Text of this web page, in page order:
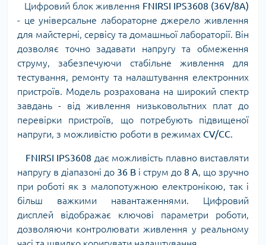
Цифровий блок живлення FNIRSI IPS3608 (36V/8A)
- це універсальне лабораторне джерело живлення
для майстерні, сервісу та домашньої лабораторії. Він
дозволяє точно задавати напругу та обмеження
струму, забезпечуючи стабільне живлення для
тестування, ремонту та налаштування електронних
пристроїв. Модель розрахована на широкий спектр
завдань - від живлення низьковольтних плат до
перевірки пристроїв, що потребують підвищеної
напруги, з можливістю роботи в режимах CV/CC.
FNIRSI IPS3608 дає можливість плавно виставляти
напругу в діапазоні до 36 В і струм до 8 А, що зручно
при роботі як з малопотужною електронікою, так і
більш важкими навантаженнями. Цифровий
дисплей відображає ключові параметри роботи,
дозволяючи контролювати живлення у реальному